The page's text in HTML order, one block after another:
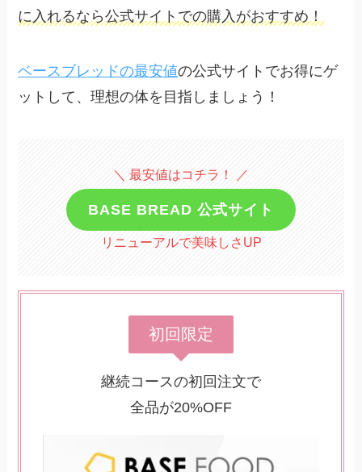
に入れるなら公式サイトでの購入がおすすめ！
ベースブレッドの最安値の公式サイトでお得にゲ
ットして、理想の体を目指しましょう！
＼ 最安値はコチラ！ ／
BASE BREAD 公式サイト
リニューアルで美味しさUP
初回限定
継続コースの初回注文で
全品が20%OFF